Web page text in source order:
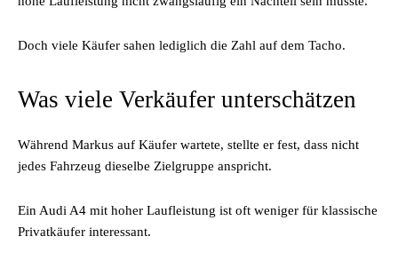
Doch viele Käufer sahen lediglich die Zahl auf dem Tacho.
Was viele Verkäufer unterschätzen
Während Markus auf Käufer wartete, stellte er fest, dass nicht
jedes Fahrzeug dieselbe Zielgruppe anspricht.
Ein Audi A4 mit hoher Laufleistung ist oft weniger für klassische
Privatkäufer interessant.